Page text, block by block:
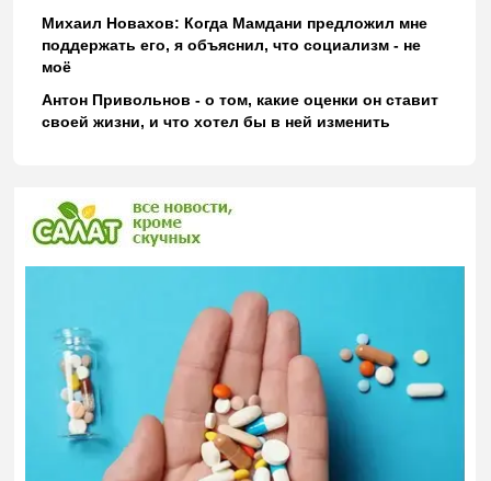
Михаил Новахов: Когда Мамдани предложил мне
поддержать его, я объяснил, что социализм - не
моё
Антон Привольнов - о том, какие оценки он ставит
своей жизни, и что хотел бы в ней изменить